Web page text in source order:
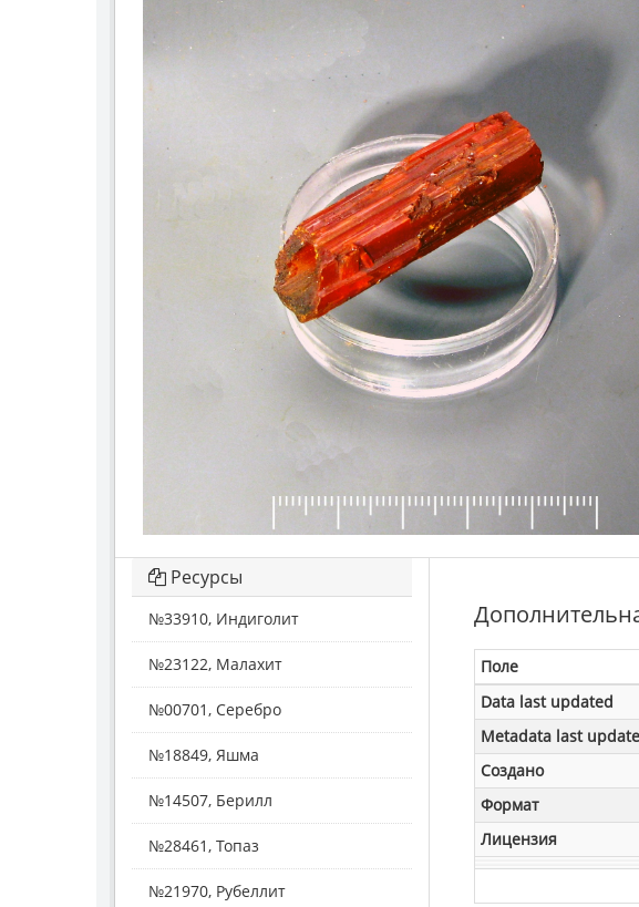
Поле
Data last updated
Metadata last
Создано
Формат
Лицензия
Ресурсы
№33910, Индиголит
№23122, Малахит
№00701, Серебро
№18849, Яшма
№14507, Берилл
№28461, Топаз
№21970, Рубеллит